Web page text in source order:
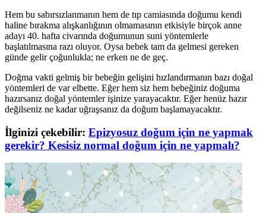
Hem bu sabırsızlanmanın hem de tıp camiasında doğumu kendi
haline bırakma alışkanlığının olmamasının etkisiyle birçok anne
adayı 40. hafta civarında doğumunun suni yöntemlerle
başlatılmasına razı oluyor. Oysa bebek tam da gelmesi gereken
günde gelir çoğunlukla; ne erken ne de geç.
Doğma vakti gelmiş bir bebeğin gelişini hızlandırmanın bazı doğal
yöntemleri de var elbette. Eğer hem siz hem bebeğiniz doğuma
hazırsanız doğal yöntemler işinize yarayacaktır. Eğer henüz hazır
değilseniz ne kadar uğraşsanız da doğum başlamayacaktır.
İlginizi çekebilir: Epizyosuz doğum için ne yapmak
gerekir? Kesisiz normal doğum için ne yapmalı?